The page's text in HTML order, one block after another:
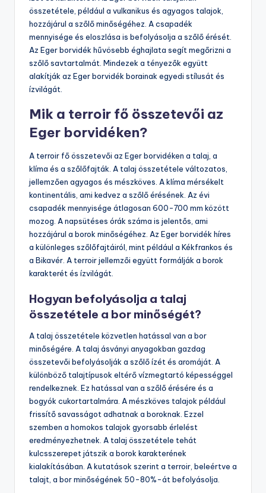
összetétele, például a vulkanikus és agyagos talajok,
hozzájárul a szőlő minőségéhez. A csapadék
mennyisége és eloszlása is befolyásolja a szőlő érését.
Az Eger borvidék hűvösebb éghajlata segít megőrizni a
szőlő savtartalmát. Mindezek a tényezők együtt
alakítják az Eger borvidék borainak egyedi stílusát és
ízvilágát.
Mik a terroir fő összetevői az
Eger borvidéken?
A terroir fő összetevői az Eger borvidéken a talaj, a
klíma és a szőlőfajták. A talaj összetétele változatos,
jellemzően agyagos és mészköves. A klíma mérsékelt
kontinentális, ami kedvez a szőlő érésének. Az évi
csapadék mennyisége átlagosan 600-700 mm között
mozog. A napsütéses órák száma is jelentős, ami
hozzájárul a borok minőségéhez. Az Eger borvidék híres
a különleges szőlőfajtáiról, mint például a Kékfrankos és
a Bikavér. A terroir jellemzői együtt formálják a borok
karakterét és ízvilágát.
Hogyan befolyásolja a talaj
összetétele a bor minőségét?
A talaj összetétele közvetlen hatással van a bor
minőségére. A talaj ásványi anyagokban gazdag
összetevői befolyásolják a szőlő ízét és aromáját. A
különböző talajtípusok eltérő vízmegtartó képességgel
rendelkeznek. Ez hatással van a szőlő érésére és a
bogyók cukortartalmára. A mészköves talajok például
frissítő savasságot adhatnak a boroknak. Ezzel
szemben a homokos talajok gyorsabb érlelést
eredményezhetnek. A talaj összetétele tehát
kulcsszerepet játszik a borok karakterének
kialakításában. A kutatások szerint a terroir, beleértve a
talajt, a bor minőségének 50-80%-át befolyásolja.